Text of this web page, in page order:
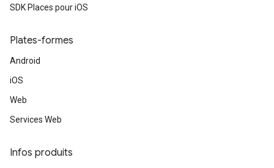
SDK Places pour iOS
Plates-formes
Android
iOS
Web
Services Web
Infos produits